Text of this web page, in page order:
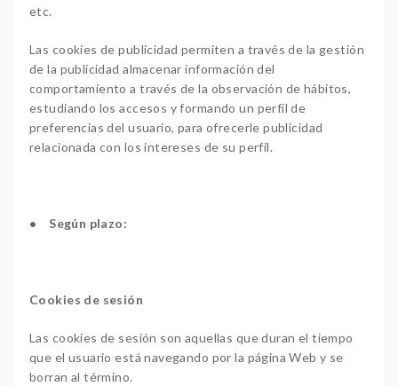
etc.
Las cookies de publicidad permiten a través de la gestión
de la publicidad almacenar información del
comportamiento a través de la observación de hábitos,
estudiando los accesos y formando un perfil de
preferencias del usuario, para ofrecerle publicidad
relacionada con los intereses de su perfil.
• Según plazo:
Cookies de sesión
Las cookies de sesión son aquellas que duran el tiempo
que el usuario está navegando por la página Web y se
borran al término.